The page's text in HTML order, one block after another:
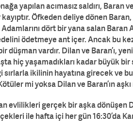
yapılan acımasız saldırı, Baran
kayıptır. Öfkeden deliye dönen
Adamlarını dört bir yana salan Baran
ödetmeye ant içer. Ancak bu
düşman vardır. Dilan ve Baran’ı,
hiç yaşamadıkları kadar büyük bir
ikilinin hayatına girecek ve bu
mi yoksa Dilan ve Baran’ın
evlilikleri gerçek bir aşka dönüşen
ile hafta içi her gün 16:30’da